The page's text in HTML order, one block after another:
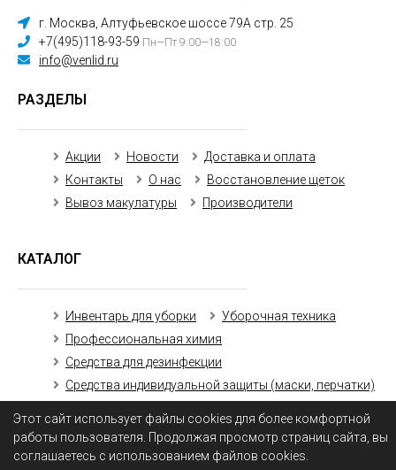
Этот сайт использует файлы cookies для более комфортной
работы пользователя. Продолжая просмотр страниц сайта, вы
соглашаетесь с использованием файлов cookies.
г. Москва, Алтуфьевское шоссе 79А стр. 25
+7(495)118-93-59 Пн—Пт 9:00—18:00
info@venlid.ru
РАЗДЕЛЫ
Акции Новости
Доставка и оплата
Контакты
О нас
Восстановление щеток
Вывоз макулатуры
Производители
КАТАЛОГ
Инвентарь для уборки
Уборочная техника
Профессиональная химия
Средства для дезинфекции
Средства индивидуальной защиты (маски, перчатки)